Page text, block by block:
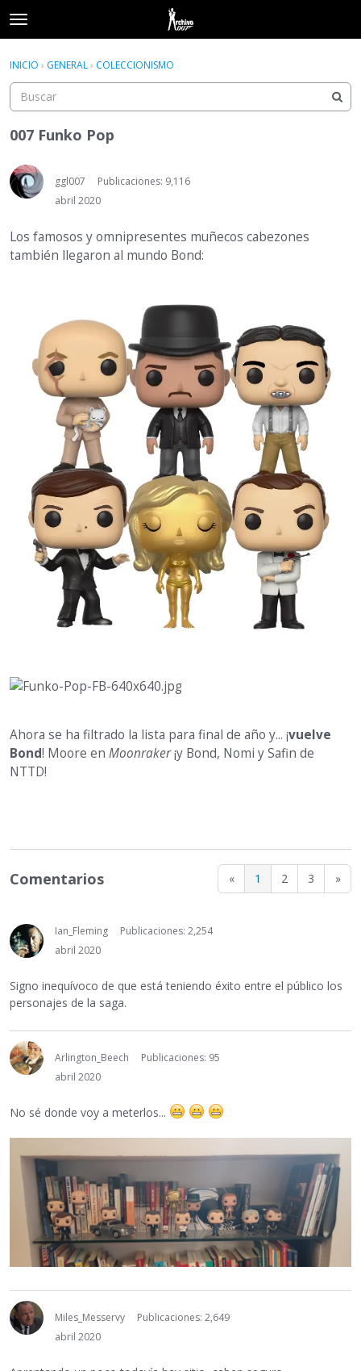
t
o
g
e
m
e
n
u
Acceder
Actividad
Acceder Registrarse
INICIO › GENERAL› COLECCIONISMO
007 Funko Pop
ggl007
Publicaciones: 9,116
abril 2020
Los famosos y omnipresentes muñecos cabezones
también llegaron al mundo Bond:
Ahora se ha filtrado la lista para final de año y... ¡vuelve
Bond! Moore en Moonraker¡y Bond, Nomi y Safin de
NTTD!
« 1 2 3 »
Comentarios
Ian_Fleming
Publicaciones: 2,254
abril 2020
Signo inequívoco de que está teniendo éxito entre el público los
personajes de la saga.
Arlington_Beech
Publicaciones: 95
abril 2020
No sé donde voy a meterlos...
Miles_Messervy
Publicaciones: 2,649
abril 2020